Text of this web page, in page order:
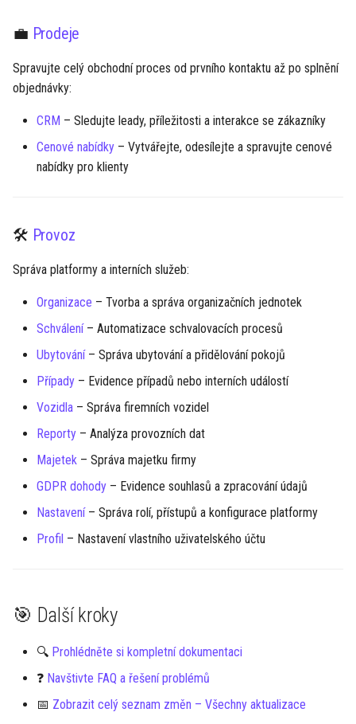
💼 Prodeje
Spravujte celý obchodní proces od prvního kontaktu až po splnění
objednávky:
CRM – Sledujte leady, příležitosti a interakce se zákazníky
Cenové nabídky – Vytvářejte, odesílejte a spravujte cenové
nabídky pro klienty
🛠️ Provoz
Správa platformy a interních služeb:
Organizace – Tvorba a správa organizačních jednotek
Schválení– Automatizace schvalovacích procesů
Ubytování– Správa ubytování a přidělování pokojů
Případy – Evidence případů nebo interních událostí
Vozidla – Správa firemních vozidel
Reporty – Analýza provozních dat
Majetek – Správa majetku firmy
GDPR dohody – Evidence souhlasů a zpracování údajů
Nastavení– Správa rolí, přístupů a konfigurace platformy
Profil – Nastavení vlastního uživatelského účtu
🎯 Další kroky
🔍 Prohlédněte si kompletní dokumentaci
❓ Navštivte FAQ a řešení problémů
📅 Zobrazit celý seznam změn – Všechny aktualizace